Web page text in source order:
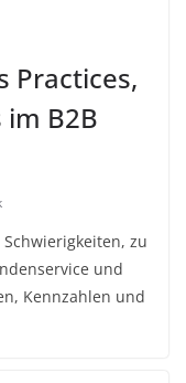
Practices,
B2B
zu
und
Kennzahlen und